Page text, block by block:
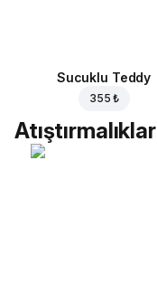
Sucuklu Teddy
355 ₺
Atıştırmalıklar